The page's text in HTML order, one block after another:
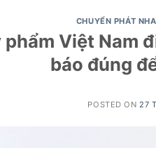
CHUYỂN PHÁT
phẩm Việt Nam
báo đúng
POSTED ON 27